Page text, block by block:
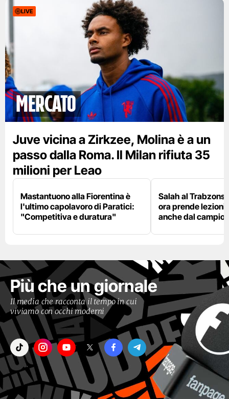
LIVE
mercato
Juve vicina a Zirkzee, Molina è a un
passo dalla Roma. Il Milan rifiuta 35
milioni per Leao
Mastantuono alla Fiorentina è
l'ultimo capolavoro di Paratici:
"Competitiva e duratura"
Salah al
ora prende lezioni
anche dal
Più che un giornale
Il media che racconta il tempo in cui
viviamo con occhi moderni